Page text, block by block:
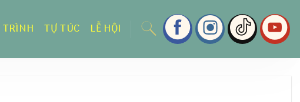
TRÌNH TỰ TÚC LỄ HỘI